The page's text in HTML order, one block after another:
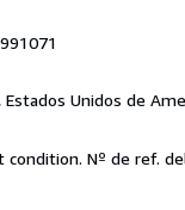
Estados Unidos de
condition. Nº de ref.